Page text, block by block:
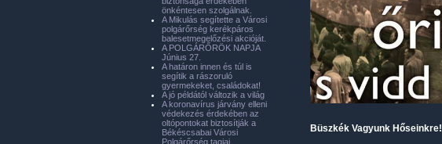
Büszkék Vagyunk Hőseinkre!
önkéntesen szolgálnak.
A Mikulás segítette a Városi
polgárőrség kerékpáros
balesetmegelőzési akcióját.
A POLGÁRŐRÖK NAPJA
Június 27.
A határon innen és túl is
segítik a rászoruló
gyermekeket, családokat!
A jó példától változik a világ
A koronavírus járvány elleni
védekezés érdekében az
oltópontokat biztosítják a
Békéscsabai Városi
Polgárőrség tagjai.